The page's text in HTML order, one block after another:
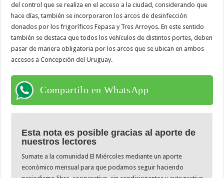
del control que se realiza en el acceso a la ciudad, considerando que
hace días, también se incorporaron los arcos de desinfección
donados por los frigoríficos Fepasa y Tres Arroyos. En este sentido
también se destaca que todos los vehículos de distintos portes, deben
pasar de manera obligatoria por los arcos que se ubican en ambos
accesos a Concepción del Uruguay.
Compartilo en WhatsApp
Esta nota es posible gracias al aporte de
nuestros lectores
Sumate a la comunidad El Miércoles mediante un aporte
económico mensual para que podamos seguir haciendo